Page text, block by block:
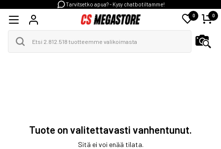
Tarvitsetko apua? - Kysy chatbotiltamme!
0 0
Tuote on valitettavasti vanhentunut.
Sitä ei voi enää tilata.